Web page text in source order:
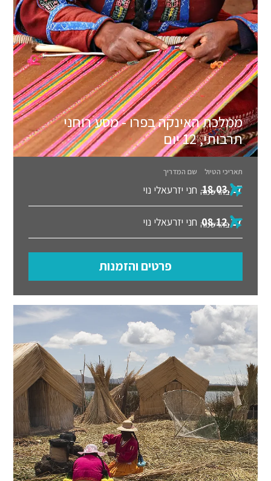
ממלכת האינקה בפרו - מסע רוחני
תרבותי, 12 יום
תאריכי הטיול שם המדריך
18.03.27 חני יזרעאלי נוי בהרשמה
08.12.27 חני יזרעאלי נוי בהרשמה
פרטים והזמנות